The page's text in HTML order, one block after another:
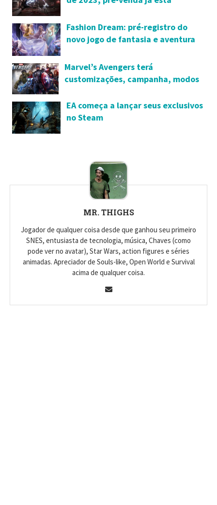
Fashion Dream: pré-registro do
novo jogo de fantasia e aventura
Marvel’s Avengers terá
customizações, campanha, modos
próprio
EA começa a lançar seus exclusivos
no Steam
MR. THIGHS
Jogador de qualquer coisa desde que ganhou seu primeiro
SNES, entusiasta de tecnologia, música, Chaves (como
pode ver no avatar), Star Wars, action figures e séries
animadas. Apreciador de Souls-like, Open World e Survival
acima de qualquer coisa.